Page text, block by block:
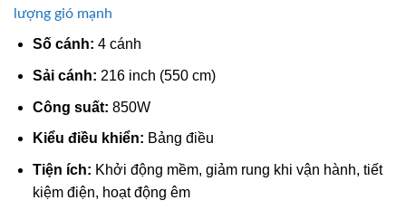
lượng gió mạnh
Số cánh: 4 cánh
Sải cánh: 216 inch (550 cm)
Công suất: 850W
Kiểu điều khiển: Bảng điều
Tiện ích: Khởi động mềm, giảm rung khi vận hành, tiết
kiệm điện, hoạt động êm